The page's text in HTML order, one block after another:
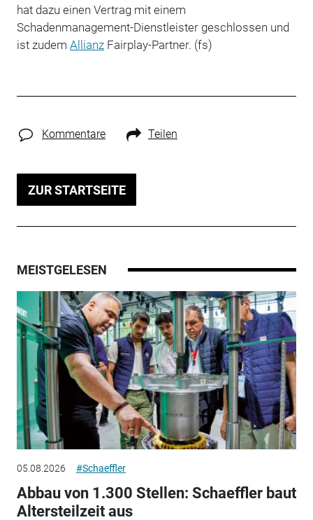
hat dazu einen Vertrag mit einem
Schadenmanagement-Dienstleister geschlossen und
ist zudem AllianzFairplay-Partner. (fs)
Kommentare Teilen
ZUR STARTSEITE
MEISTGELESEN
05.08.2026 #Schaeffler
Abbau von 1.300 Stellen: Schaeffler baut
Altersteilzeit aus